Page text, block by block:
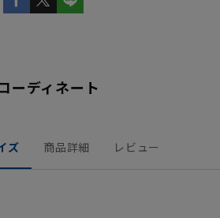
ーディネート
ズ 商品詳細 レビュー